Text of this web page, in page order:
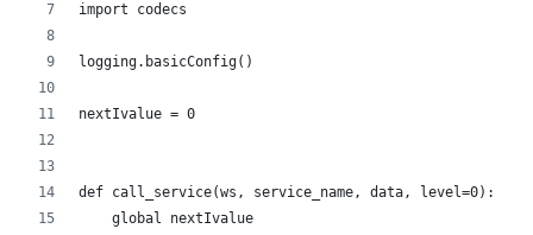
import codecs
logging.basicConfig()
nextIvalue = 0
def call_service(ws, service_name, data, level=0):
    global nextIvalue